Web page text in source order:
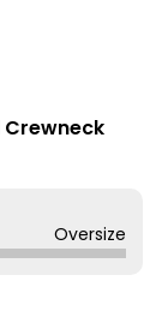
Crewneck
Oversize